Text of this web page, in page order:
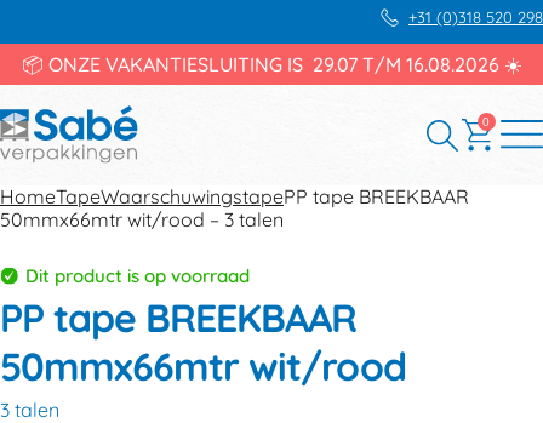
+31 (0)318 520 298
📦 ONZE VAKANTIESLUITING IS 29.07 T/M 16.08.2026 ☀️
0
HomeTapeWaarschuwingstapePP tape BREEKBAAR
50mmx66mtr wit/rood – 3 talen
Dit product is op voorraad
PP tape BREEKBAAR
50mmx66mtr wit/rood
3 talen